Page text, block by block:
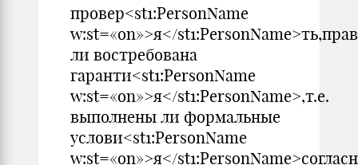
провер<st1:PersonName
w:st=«on»>я</
ли востребована
гаранти<st1:PersonName
w:st=«on»>я</st1:PersonName>,т.е.
выполнены ли формальные
услови<st1:PersonName
w:st=«on»>я</